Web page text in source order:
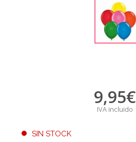
9,95€
IVA incluido
SIN STOCK